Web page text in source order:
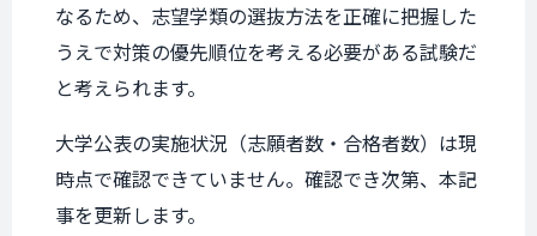
なるため、志望学類の選抜方法を正確に把握した
うえで対策の優先順位を考える必要がある試験だ
と考えられます。
大学公表の実施状況（志願者数・合格者数）は現
時点で確認できていません。確認でき次第、本記
事を更新します。